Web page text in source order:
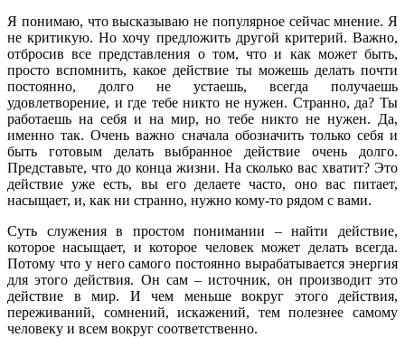
Я понимаю, что высказываю не популярное сейчас мнение. Я
не критикую. Но хочу предложить другой критерий. Важно,
отбросив все представления о том, что и как может быть,
просто вспомнить, какое действие ты можешь делать почти
постоянно, долго не устаешь, всегда получаешь
удовлетворение, и где тебе никто не нужен. Странно, да? Ты
работаешь на себя и на мир, но тебе никто не нужен. Да,
именно так. Очень важно сначала обозначить только себя и
быть готовым делать выбранное действие очень долго.
Представьте, что до конца жизни. На сколько вас хватит? Это
действие уже есть, вы его делаете часто, оно вас питает,
насыщает, и, как ни странно, нужно кому-то рядом с вами.
Суть служения в простом понимании – найти действие,
которое насыщает, и которое человек может делать всегда.
Потому что у него самого постоянно вырабатывается энергия
для этого действия. Он сам – источник, он производит это
действие в мир. И чем меньше вокруг этого действия,
переживаний, сомнений, искажений, тем полезнее самому
человеку и всем вокруг соответственно.